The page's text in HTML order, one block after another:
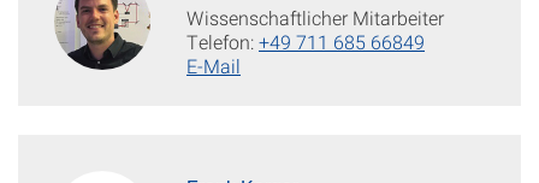
Wissenschaftlicher Mitarbeiter
Telefon:+49 711 685 66849
E-Mail